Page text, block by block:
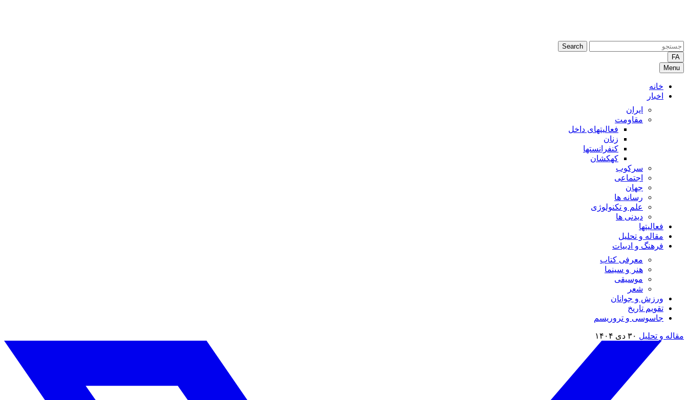
Search
FA
Menu
خانه
اخبار
ایران
مقاومت
فعالیتهای داخل
زنان
کنفرانستها
کهکشان
سرکوب
اجتماعی
جهان
رسانه ها
علم و تکنولوژی
دیدنی ها
فعالیتها
مقاله و تحلیل
فرهنگ و ادبیات
معرفی کتاب
هنر و سینما
موسیقی
شعر
ورزش و جوانان
تقویم تاريخ
جاسوسی و تروریسم
مقاله و تحلیل ۳۰ دی ۱۴۰۴